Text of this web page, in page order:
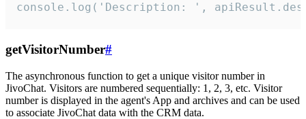
console.log('Description: ',
getVisitorNumber#
The asynchronous function to get a unique visitor number in
JivoChat. Visitors are numbered sequentially: 1, 2, 3, etc. Visitor
number is displayed in the agent's App and archives and can be used
to associate JivoChat data with the CRM data.